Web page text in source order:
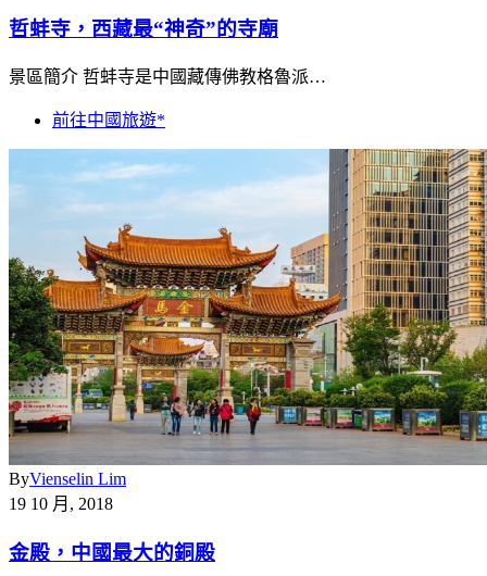
哲蚌寺，西藏最“神奇”的寺廟
景區簡介 哲蚌寺是中國藏傳佛教格魯派…
前往中國旅遊*
ByVienselin Lim
19 10 月, 2018
金殿，中國最大的銅殿